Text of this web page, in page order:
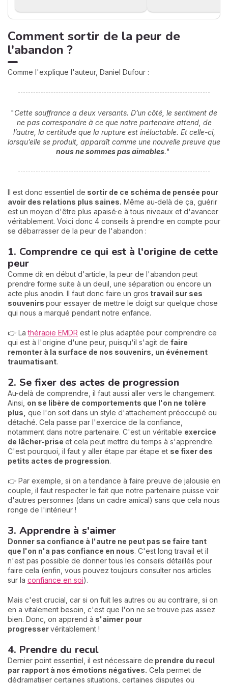
Comment sortir de la peur de
l'abandon ?
Comme l'explique l'auteur, Daniel Dufour :
"Cette souffrance a deux versants. D’un côté, le sentiment de
ne pas correspondre à ce que notre partenaire attend, de
l’autre, la certitude que la rupture est inéluctable. Et celle-ci,
lorsqu’elle se produit, apparaît comme une nouvelle preuve que
nous ne sommes pas aimables."
Il est donc essentiel de sortir de ce schéma de pensée pour
avoir des relations plus saines. Même au-delà de ça, guérir
est un moyen d'être plus apaisé·e à tous niveaux et d'avancer
véritablement. Voici donc 4 conseils à prendre en compte pour
se débarrasser de la peur de l'abandon :
1. Comprendre ce qui est à l'origine de cette
peur
Comme dit en début d'article, la peur de l'abandon peut
prendre forme suite à un deuil, une séparation ou encore un
acte plus anodin. Il faut donc faire un gros travail sur ses
souvenirs pour essayer de mettre le doigt sur quelque chose
qui nous a marqué pendant notre enfance.
👉 Lathérapie EMDR est le plus adaptée pour comprendre ce
qui est à l'origine d'une peur, puisqu'il s'agit de faire
remonter à la surface de nos souvenirs, un événement
traumatisant.
2. Se fixer des actes de progression
Au-delà de comprendre, il faut aussi aller vers le changement.
Ainsi, on se libère de comportements que l'on ne tolère
plus, que l'on soit dans un style d'attachement préoccupé ou
détaché. Cela passe par l'exercice de la confiance,
notamment dans notre partenaire. C'est un véritable exercice
de lâcher-prise et cela peut mettre du temps à s'apprendre.
C'est pourquoi, il faut y aller étape par étape et se fixer des
petits actes de progression.
👉 Par exemple, si on a tendance à faire preuve de jalousie en
couple, il faut respecter le fait que notre partenaire puisse voir
d'autres personnes (dans un cadre amical) sans que cela nous
ronge de l'intérieur !
3. Apprendre à s'aimer
Donner sa confiance à l'autre ne peut pas se faire tant
que l'on n'a pas confiance en nous. C'est long travail et il
n'est pas possible de donner tous les conseils détaillés pour
faire cela (enfin, vous pouvez toujours consulter nos articles
sur la confiance en soi).
Mais c'est crucial, car si on fuit les autres ou au contraire, si on
en a vitalement besoin, c'est que l'on ne se trouve pas assez
bien. Donc, on apprend à s'aimer pour
progresservéritablement !
4. Prendre du recul
Dernier point essentiel, il est nécessaire de prendre du recul
par rapport à nos émotions négatives. Cela permet de
dédramatiser certaines situations, certaines disputes ou